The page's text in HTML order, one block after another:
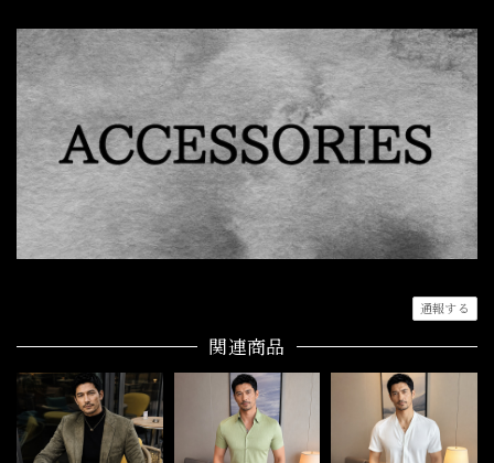
通報する
関連商品